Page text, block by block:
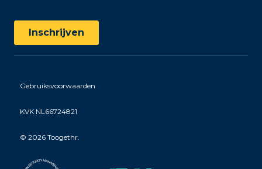
Gebruiksvoorwaarden
KVK NL66724821
© 2026 Toogethr.